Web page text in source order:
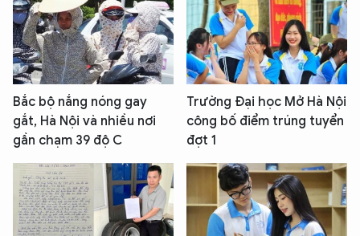
Bắc bộ nắng nóng gay
gắt, Hà Nội và nhiều nơi
gần chạm 39 độ C
Trường Đại học Mở Hà Nội
công bố điểm trúng tuyển
đợt 1